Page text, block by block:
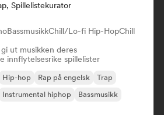
Spillelistekurator
BassmusikkChill/Lo-fi Hip-HopChill
ut musikken deres
innflytelsesrike spillelister
Hip-hop Rap på engelsk
Trap
Instrumental hiphop Bassmusikk